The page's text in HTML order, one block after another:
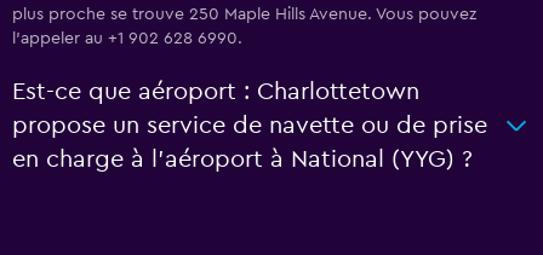
plus proche se trouve 250 Maple Hills Avenue. Vous pouvez
l’appeler au +1 902 628 6990.
Est-ce que aéroport : Charlottetown
propose un service de navette ou de prise
en charge à l’aéroport à National (YYG) ?